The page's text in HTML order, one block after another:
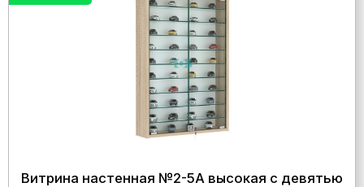
Витрина настенная №2-5А высокая с девятью